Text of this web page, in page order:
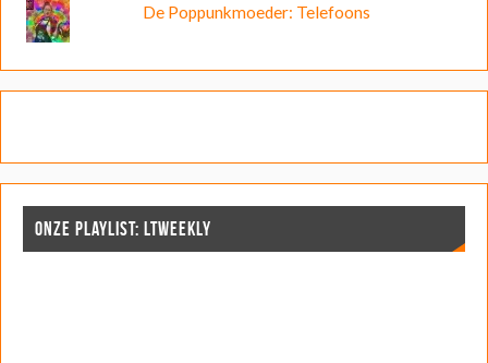
De Poppunkmoeder: Telefoons
ONZE PLAYLIST: LTWEEKLY